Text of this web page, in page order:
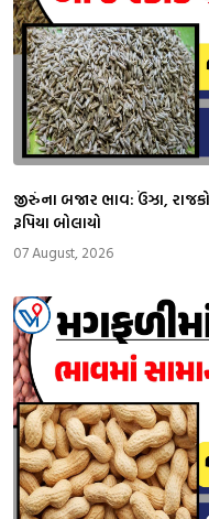
જીરુંના બજાર ભાવ: ઉંઝા,
રૂપિયા બોલાયો
07 August, 2026